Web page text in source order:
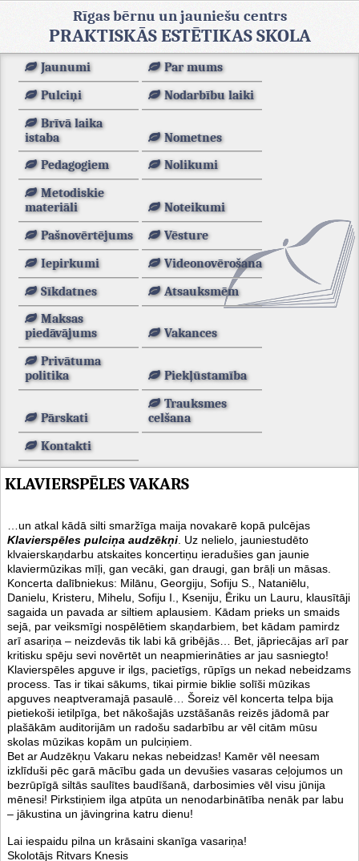
Rīgas bērnu un jauniešu centrs
PRAKTISKĀS ESTĒTIKAS SKOLA
Jaunumi
Par mums
Pulciņi
Nodarbību laiki
Brīvā laika
istaba
Nometnes
Pedagogiem
Nolikumi
Metodiskie
materiāli
Noteikumi
Pašnovērtējums
Vēsture
Iepirkumi
Videonovērošana
Sīkdatnes
Atsauksmēm
Maksas
piedāvājums
Vakances
Privātuma
politika
Piekļūstamība
Pārskati
Trauksmes
celšana
Kontakti
KLAVIERSPĒLES VAKARS
…un atkal kādā silti smaržīga maija novakarē kopā pulcējas
Klavierspēles pulciņa audzēkņi . Uz nelielo, jauniestudēto
klvaierskaņdarbu atskaites koncertiņu ieradušies gan jaunie
klaviermūzikas mīļi, gan vecāki, gan draugi, gan brāļi un māsas.
Koncerta dalībniekus: Milānu, Georgiju, Sofiju S., Nataniēlu,
Danielu, Kristeru, Mihelu, Sofiju I., Kseniju, Ēriku un Lauru, klausītāji
sagaida un pavada ar siltiem aplausiem. Kādam prieks un smaids
sejā, par veiksmīgi nospēlētiem skaņdarbiem, bet kādam pamirdz
arī asariņa – neizdevās tik labi kā gribējās… Bet, jāpriecājas arī par
kritisku spēju sevi novērtēt un neapmierināties ar jau sasniegto!
Klavierspēles apguve ir ilgs, pacietīgs, rūpīgs un nekad nebeidzams
process. Tas ir tikai sākums, tikai pirmie biklie solīši mūzikas
apguves neaptveramajā pasaulē… Šoreiz vēl koncerta telpa bija
pietiekoši ietilpīga, bet nākošajās uzstāšanās reizēs jādomā par
plašākām auditorijām un radošu sadarbību ar vēl citām mūsu
skolas mūzikas kopām un pulciņiem.
Bet ar Audzēkņu Vakaru nekas nebeidzas! Kamēr vēl neesam
izklīduši pēc garā mācību gada un devušies vasaras ceļojumos un
bezrūpīgā siltās saulītes baudīšanā, darbosimies vēl visu jūnija
mēnesi! Pirkstiņiem ilga atpūta un nenodarbinātība nenāk par labu
– jākustina un jāvingrina katru dienu!
Lai iespaidu pilna un krāsaini skanīga vasariņa!
Skolotājs Ritvars Knesis